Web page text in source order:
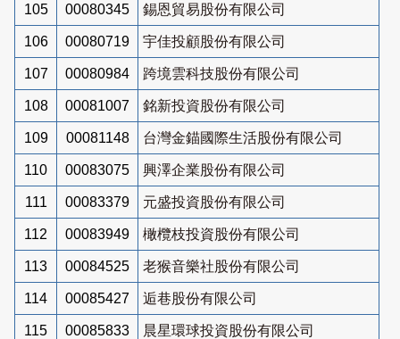
105 00080345 錫恩貿易股份有限公司
106 00080719 宇佳投顧股份有限公司
107 00080984 跨境雲科技股份有限公司
108 00081007 銘新投資股份有限公司
109 00081148 台灣金錨國際生活股份有限公司
110 00083075 興澤企業股份有限公司
111 00083379 元盛投資股份有限公司
112 00083949 橄欖枝投資股份有限公司
113 00084525 老猴音樂社股份有限公司
114 00085427 逅巷股份有限公司
115 00085833 晨星環球投資股份有限公司